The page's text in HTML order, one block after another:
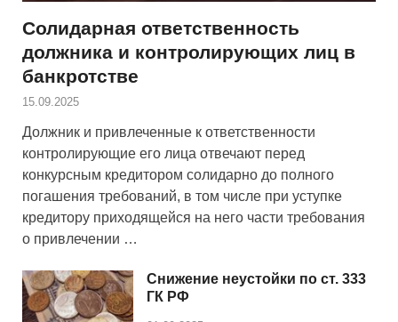
Солидарная ответственность
должника и контролирующих лиц в
банкротстве
15.09.2025
Должник и привлеченные к ответственности
контролирующие его лица отвечают перед
конкурсным кредитором солидарно до полного
погашения требований, в том числе при уступке
кредитору приходящейся на него части требования
о привлечении …
Снижение неустойки по ст. 333
ГК РФ